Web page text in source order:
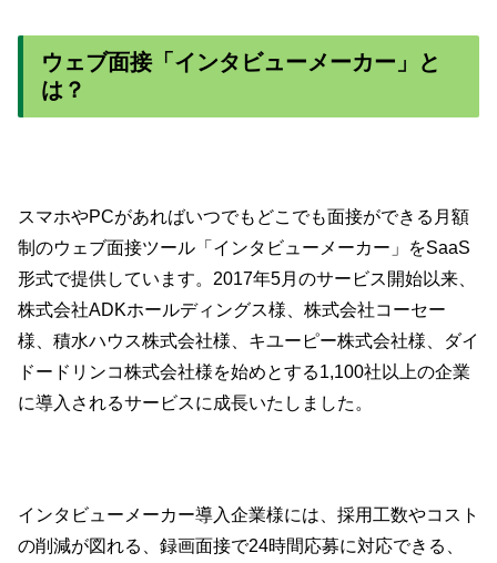
ウェブ面接「インタビューメーカー」と
は？
スマホやPCがあればいつでもどこでも面接ができる月額
制のウェブ面接ツール「インタビューメーカー」をSaaS
形式で提供しています。2017年5月のサービス開始以来、
株式会社ADKホールディングス様、株式会社コーセー
様、積水ハウス株式会社様、キユーピー株式会社様、ダイ
ドードリンコ株式会社様を始めとする1,100社以上の企業
に導入されるサービスに成長いたしました。
インタビューメーカー導入企業様には、採用工数やコスト
の削減が図れる、録画面接で24時間応募に対応できる、